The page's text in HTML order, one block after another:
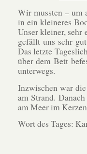
Wir mussten – um
in ein kleineres
Unser kleiner,
gefällt uns sehr
Das letzte
über dem Bett
unterwegs.
Inzwischen war
am Strand.
am Meer im
Wort des Tages: